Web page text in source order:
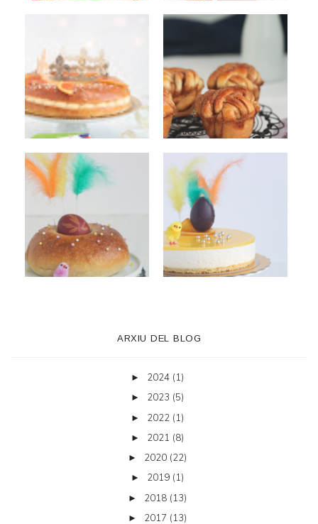
ARXIU DEL BLOG
► 2024 (1)
► 2023 (5)
► 2022 (1)
► 2021 (8)
► 2020 (22)
► 2019 (1)
► 2018 (13)
► 2017 (13)